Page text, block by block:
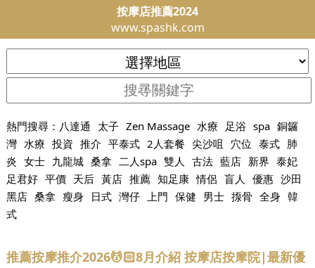
按摩店推薦2024
www.spashk.com
熱門搜尋： 八達通 太子 Zen Massage 水療 足浴 spa 銅鑼
灣 水療 投資 推介 平泰式 2人套餐 尖沙咀 穴位 泰式 肺
炎 女士 九龍城 桑拿 二人spa 雙人 古法 藍店 新界 泰妃
足君好 平價 天后 黃店 推薦 知足康 情侶 盲人 優惠 沙田
黑店 桑拿 瘦身 日式 灣仔 上門 保健 男士 揼骨 全身 韓
式
推薦按摩推介2026💆🏻8月介紹 按摩店按摩院|最新優